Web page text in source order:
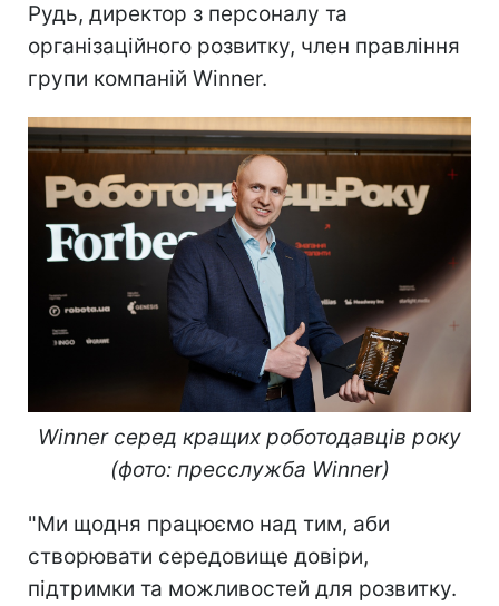
Рудь, директор з персоналу та
організаційного розвитку, член правління
групи компаній Winner.
Winner серед кращих роботодавців року
(фото: пресслужба Winner)
"Ми щодня працюємо над тим, аби
створювати середовище довіри,
підтримки та можливостей для розвитку.